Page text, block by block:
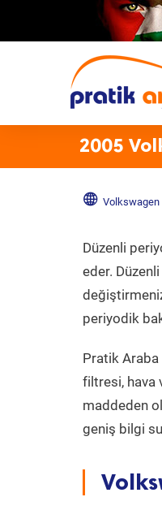
2005
Volkswagen
Düzenli
eder.
periyodik
Pratik
filtresi, hava
maddeden
geniş bilgi